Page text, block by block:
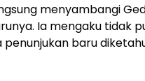
menyambangi
Ia mengaku tidak
baru